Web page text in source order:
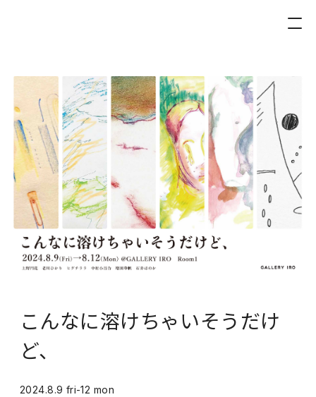
こんなに溶けちゃいそうだけ
ど、
2024.8.9 fri-12 mon